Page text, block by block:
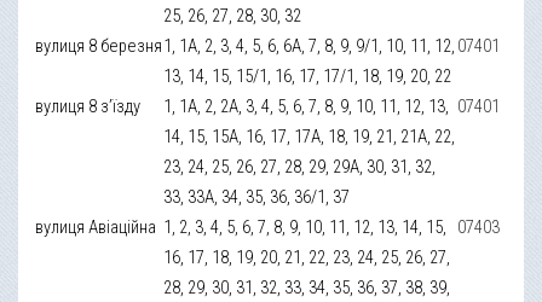
25, 26, 27, 28, 30, 32
вулиця 8 березня1, 1А, 2, 3, 4, 5, 6, 6А, 7, 8, 9, 9/1, 10, 11, 12,
13, 14, 15, 15/1, 16, 17, 17/1, 18, 19, 20, 22
07401
вулиця 8 з’їзду
1, 1А, 2, 2А, 3, 4, 5, 6, 7, 8, 9, 10, 11, 12, 13,
14, 15, 15А, 16, 17, 17А, 18, 19, 21, 21А, 22,
23, 24, 25, 26, 27, 28, 29, 29А, 30, 31, 32,
33, 33А, 34, 35, 36, 36/1, 37
07401
вулиця Авіаційна 1, 2, 3, 4, 5, 6, 7, 8, 9, 10, 11, 12, 13, 14, 15,
16, 17, 18, 19, 20, 21, 22, 23, 24, 25, 26, 27,
28, 29, 30, 31, 32, 33, 34, 35, 36, 37, 38, 39,
07403